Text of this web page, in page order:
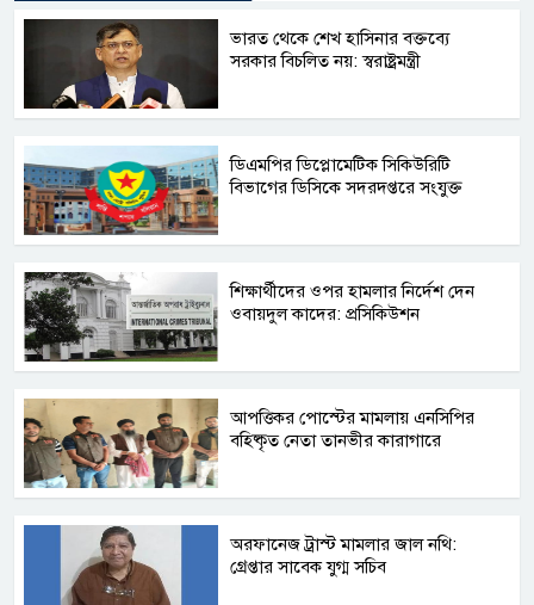
ভারত থেকে শেখ হাসিনার বক্তব্যে
সরকার বিচলিত নয়: স্বরাষ্ট্রমন্ত্রী
ডিএমপির ডিপ্লোমেটিক সিকিউরিটি
বিভাগের ডিসিকে সদরদপ্তরে সংযুক্ত
শিক্ষার্থীদের ওপর হামলার নির্দেশ দেন
ওবায়দুল কাদের: প্রসিকিউশন
আপত্তিকর পোস্টের মামলায় এনসিপির
বহিষ্কৃত নেতা তানভীর কারাগারে
অরফানেজ ট্রাস্ট মামলার জাল নথি:
গ্রেপ্তার সাবেক যুগ্ম সচিব